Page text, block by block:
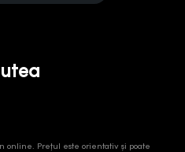
online. Prețul este orientativ și poate